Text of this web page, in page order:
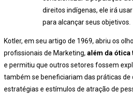
direitos indígenas, ele irá
para alcançar seus objetivos.
Kotler, em seu artigo de 1969, abriu os
profissionais de Marketing, além da
e permitiu que outros setores fossem
também se beneficiariam das práticas de
estratégias e estímulos de atração de